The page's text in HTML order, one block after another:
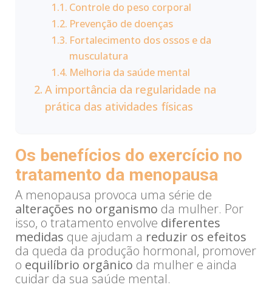
Controle do peso corporal
Prevenção de doenças
Fortalecimento dos ossos e da
musculatura
Melhoria da saúde mental
A importância da regularidade na
prática das atividades físicas
Os benefícios do exercício no
tratamento da menopausa
A menopausa provoca uma série de
alterações no organismo da mulher. Por
isso, o tratamento envolve diferentes
medidas que ajudam a reduzir os efeitos
da queda da produção hormonal, promover
o equilíbrio orgânico da mulher e ainda
cuidar da sua saúde mental.